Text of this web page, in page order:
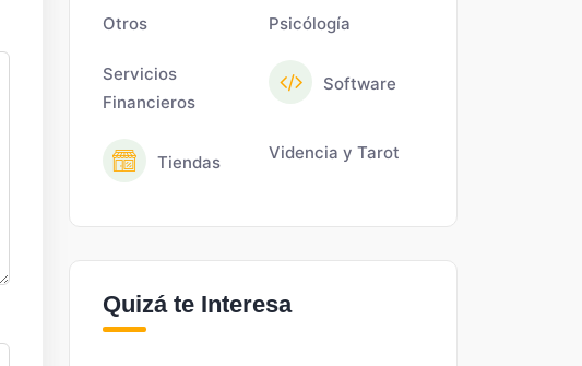
Otros Psicólogía
Servicios
Financieros
Software
Tiendas Videncia y Tarot
Quizá te Interesa